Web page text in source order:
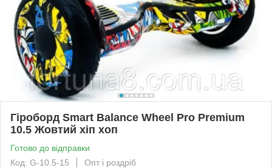
Гіроборд Smart Balance Wheel Pro Premium
10.5 Жовтий хіп хоп
Готово до відправки
Код: G-10.5-15
Опт і роздріб